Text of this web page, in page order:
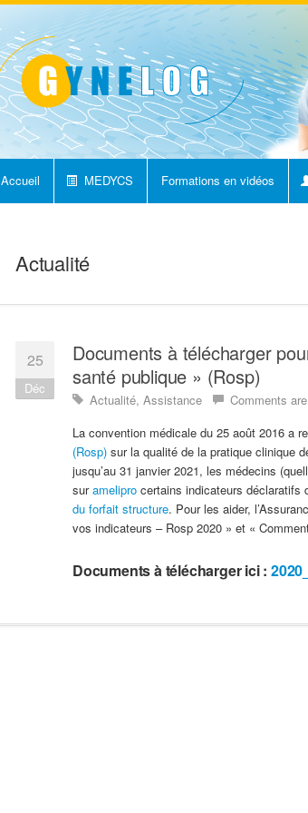
Accueil MEDYCS Formations en vidéos
Actualité
25
Déc
Documents à télécharger
santé publique » (Rosp)
Actualité, Assistance
Comments
La convention médicale du 25 août 2016 a
(Rosp) sur la qualité de la pratique clinique
jusqu’au 31 janvier 2021, les médecins
suramelipro certains indicateurs
du forfait structure. Pour les aider,
vos indicateurs – Rosp 2020 » et «
Documents à télécharger ici :